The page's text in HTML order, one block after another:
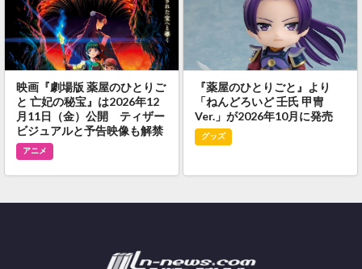
映画『劇場版 薬屋のひとりご
と 亡妃の秘宝』は2026年12
月11日（金）公開 ティザー
ビジュアルと予告映像も解禁
アニメ
『薬屋のひとりごと』より
「ねんどろいど 壬氏 甲冑
Ver.」が2026年10月に発売
グッズ